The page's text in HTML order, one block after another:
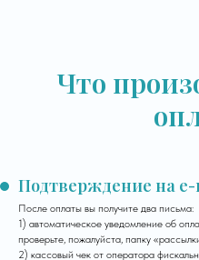
Что
Подтверждение на
После оплаты вы получите два письма:
1) автоматическое уведомление об
проверьте, пожалуйста, папку
2) кассовый чек от оператора